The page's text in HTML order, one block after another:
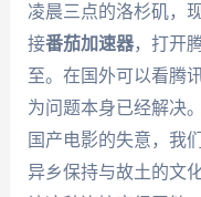
凌晨三点的洛杉矶，
接番茄加速器，打开
至。在国外可以看腾
为问题本身已经解决
国产电影的失意，我
异乡保持与故土的文